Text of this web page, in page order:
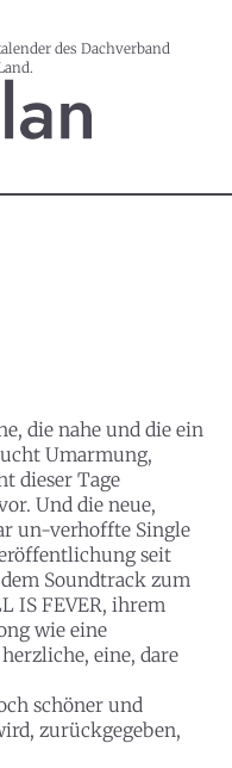
des Dachverband
die nahe und die ein
Umarmung,
dieser Tage
Und die neue,
un-verhoffte Single
seit
Soundtrack zum
IS FEVER, ihrem
wie eine
eine, dare
schöner und
zurückgegeben,